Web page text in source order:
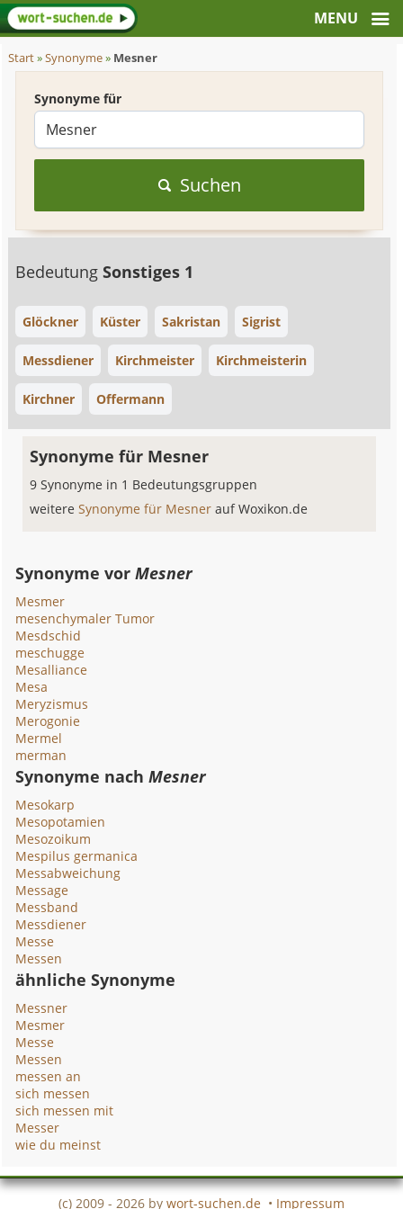
Start»Synonyme» Mesner
Synonyme für
Suchen
BedeutungSonstiges 1
Glöckner Küster Sakristan Sigrist
Messdiener Kirchmeister Kirchmeisterin
Kirchner Offermann
Synonyme für Mesner
9 Synonyme in 1 Bedeutungsgruppen
weitereSynonyme für Mesnerauf Woxikon.de
Synonyme vorMesner
Mesmer
mesenchymaler Tumor
Mesdschid
meschugge
Mesalliance
Mesa
Meryzismus
Merogonie
Mermel
merman
Synonyme nachMesner
Mesokarp
Mesopotamien
Mesozoikum
Mespilus germanica
Messabweichung
Message
Messband
Messdiener
Messe
Messen
ähnliche Synonyme
Messner
Mesmer
Messe
Messen
messen an
sich messen
sich messen mit
Messer
wie du meinst
(c) 2009 - 2026 by wort-suchen.de • Impressum